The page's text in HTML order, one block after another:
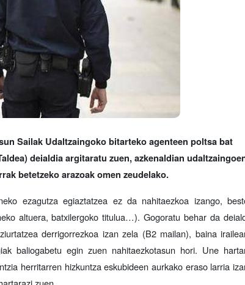
Sailak Udaltzaingoko bitarteko agenteen poltsa bat
deialdia argitaratu zuen, azkenaldian
betetzeko arazoak omen zeudelako.
ezagutza egiaztatzea ez da nahitaezkoa izango,
altuera, batxilergoko titulua…). Gogoratu behar da
derrigorrezkoa izan zela (B2 mailan), baina
baliogabetu egin zuen nahitaezkotasun hori. Une
herritarren hizkuntza eskubideen aurkako eraso larria